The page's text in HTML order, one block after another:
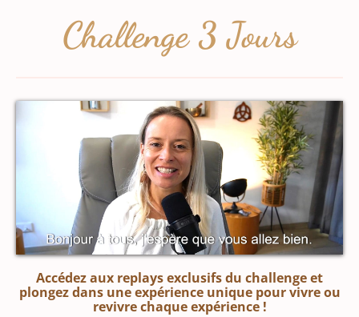
Challenge 3 Jours
Accédez aux replaysexclusifs du challenge et
plongez dans une expérience unique pour vivre ou
revivre chaque expérience !